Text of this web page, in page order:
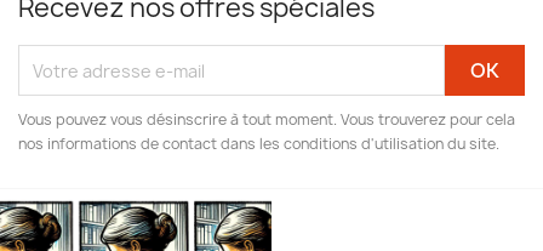
Recevez nos offres spéciales
Vous pouvez vous désinscrire à tout moment. Vous trouverez pour cela
nos informations de contact dans les conditions d'utilisation du site.